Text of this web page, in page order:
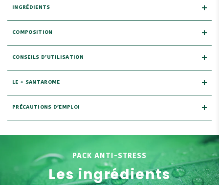
INGRÉDIENTS
COMPOSITION
CONSEILS D’UTILISATION
LE + SANTAROME
PRÉCAUTIONS D’EMPLOI
PACK ANTI-STRESS
Les ingrédients